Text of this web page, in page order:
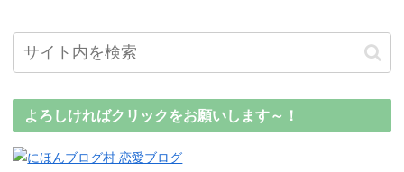
よろしければクリックをお願いします～！